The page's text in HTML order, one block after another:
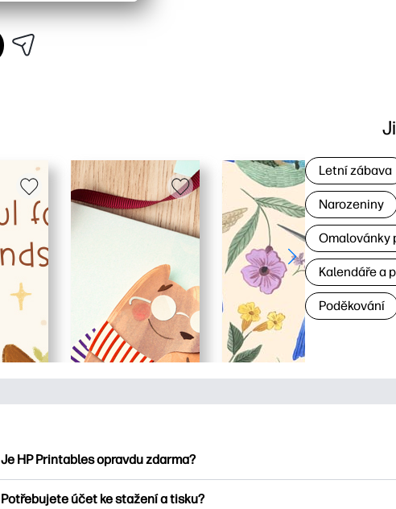
Letní zábava
Narozeniny
Omalovánky
Kalendáře a
Poděkování
Je HP Printables opravdu zdarma?
Potřebujete účet ke stažení a tisku?